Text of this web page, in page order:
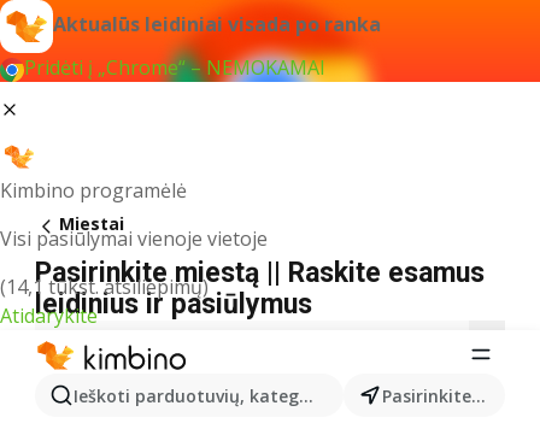
Aktualūs leidiniai visada po ranka
Pridėti į „Chrome“ – NEMOKAMAI
Kimbino programėlė
Visi pasiūlymai vienoje vietoje
(14,1 tūkst. atsiliepimų)
Atidarykite
Ieškoti parduotuvių, kategorijų, produktų... Pasirinkite miestą
Miestai
Pasirinkite miestą || Raskite esamus
leidinius ir pasiūlymus
A B D
L
M
N P R S T V Z